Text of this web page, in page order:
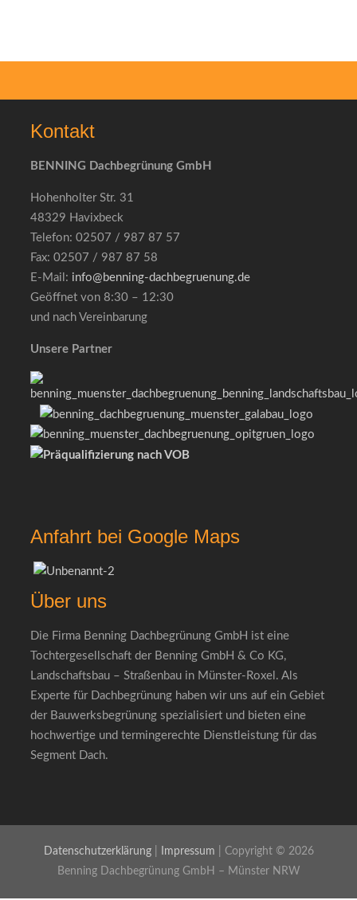
Kontakt
BENNING Dachbegrünung GmbH
Hohenholter Str. 31
48329 Havixbeck
Telefon: 02507 / 987 87 57
Fax: 02507 / 987 87 58
E-Mail: info@benning-dachbegruenung.de
Geöffnet von 8:30 – 12:30
und nach Vereinbarung
Unsere Partner
Anfahrt bei Google Maps
Über uns
Die Firma Benning Dachbegrünung GmbH ist eine
Tochtergesellschaft der Benning GmbH & Co KG,
Landschaftsbau – Straßenbau in Münster-Roxel. Als
Experte für Dachbegrünung haben wir uns auf ein Gebiet
der Bauwerksbegrünung spezialisiert und bieten eine
hochwertige und termingerechte Dienstleistung für das
Segment Dach.
Datenschutzerklärung| Impressum | Copyright © 2026
Benning Dachbegrünung GmbH – Münster NRW